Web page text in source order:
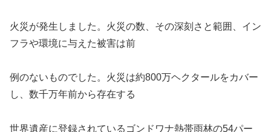
火災が発生しました。火災の数、その深刻さと範囲、イン
フラや環境に与えた被害は前
例のないものでした。火災は約800万ヘクタールをカバー
し、数千万年前から存在する
世界遺産に登録されているゴンドワナ熱帯雨林の54パー